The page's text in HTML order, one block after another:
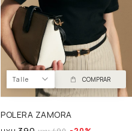
Talle COMPRAR
POLERA ZAMORA